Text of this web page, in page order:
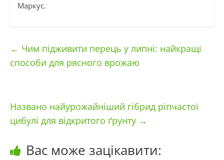
Маркус.
← Чим підживити перець у липні: найкращі
способи для рясного врожаю
Названо найурожайніший гібрид ріпчастої
цибулі для відкритого ґрунту →
Вас може зацікавити: